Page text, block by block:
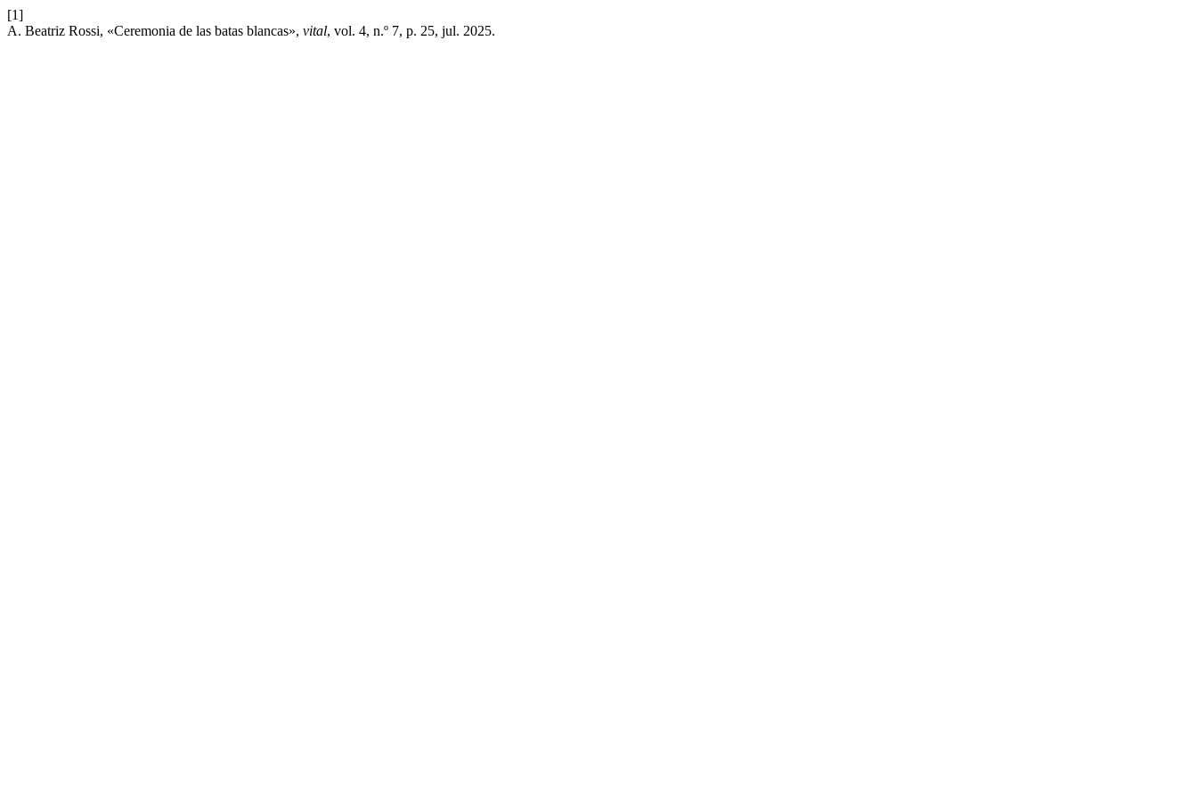
[1]
A. Beatriz Rossi, «Ceremonia de las batas blancas», vital, vol. 4, n.º 7, p. 25, jul. 2025.